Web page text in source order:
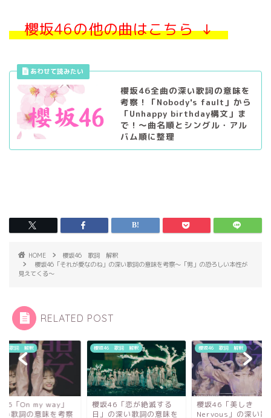
櫻坂46の他の曲はこちら ↓
櫻坂46全曲の深い歌詞の意味を
考察！「Nobody's fault」から
「Unhappy birthday構文」ま
で！〜曲名順とシングル・アル
バム順に整理
HOME
櫻坂46 歌詞 解釈
櫻坂46「それが愛なのね」の深い歌詞の意味を考察〜「男」の恐ろしい本性が
見えてくる〜
RELATED POST
歌詞 解釈
46「On my way」
い歌詞の意味を考察
櫻坂46 歌詞 解釈
櫻坂46「恋が絶滅する
日」の深い歌詞の意味を
櫻坂46 歌詞 解釈
櫻坂46「美しき
Nervous」の深い歌